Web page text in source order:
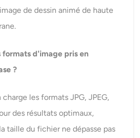
de dessin animé de haute
formats d'image pris en
?
charge les formats JPG, JPEG,
des résultats optimaux,
taille du fichier ne dépasse pas